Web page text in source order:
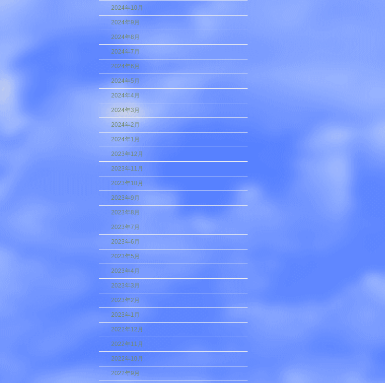
2024年10月
2024年9月
2024年8月
2024年7月
2024年6月
2024年5月
2024年4月
2024年3月
2024年2月
2024年1月
2023年12月
2023年11月
2023年10月
2023年9月
2023年8月
2023年7月
2023年6月
2023年5月
2023年4月
2023年3月
2023年2月
2023年1月
2022年12月
2022年11月
2022年10月
2022年9月